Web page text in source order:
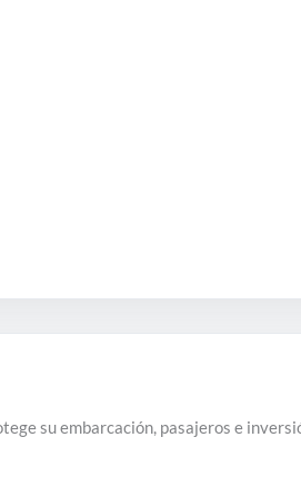
su embarcación, pasajeros e